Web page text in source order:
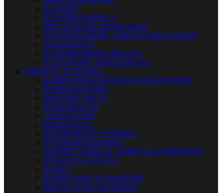
KLAVÍRE
KLAVÍRNE KRÍDLA
MIDI MASTER KEYBOARDY
SYNTETIZÁTORY A PRACOVNÉ STANICE
AKORDEÓNY
ELEKTRONICKÉ ORGANY
KLÁVESOVÉ ZOSILŇOVAČE
PÓDIOVÁ TECHNIKA
KOMPLETNÉ OZVUČOVACIE SYSTÉMY
REPRODUKTORY
MIXÁŽNE PULTY
ZOSILŇOVAČE
CROSSOVERY
MIKROFÓNY
BEZDRÔTOVÉ SYSTÉMY
IN-EAR MONITORING
TESTERY KÁBLOV A MERACIE PRÍSTROJE
STOJANY A STATÍVY
KÁBLE
KONEKTORY A ADAPTÉRY
INŠTALAČNÁ TECHNIKA